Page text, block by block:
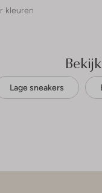
kleuren
Lage sneakers